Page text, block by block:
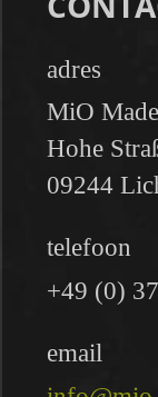
adres
MiO
Hohe
09244
telefoon
+49 (0)
email